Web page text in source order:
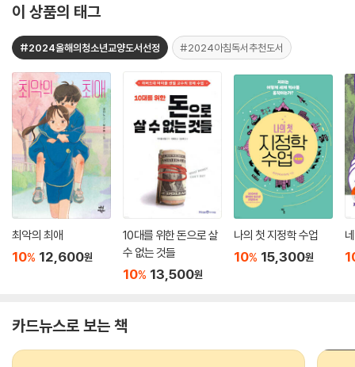
이 상품의 태그
#2024올해의청소년교양도서선정 #2024아침독서추천도서
최악의 최애
10% 12,600원
10대를 위한 돈으로 살
수 없는 것들
10% 13,500원
나의 첫 지정학 수업
10% 15,300원
카드뉴스로 보는 책